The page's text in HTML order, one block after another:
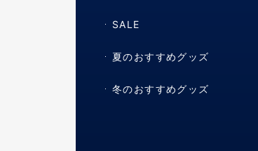
SALE
夏のおすすめグッズ
冬のおすすめグッズ